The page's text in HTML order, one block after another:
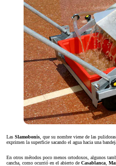
Las Slamobonis , que su nombre viene de las
exprimen la superficie sacando el agua hacia una
En otros métodos poco menos ortodoxos, algunos
cancha, como ocurrió en el abierto de Casablanca